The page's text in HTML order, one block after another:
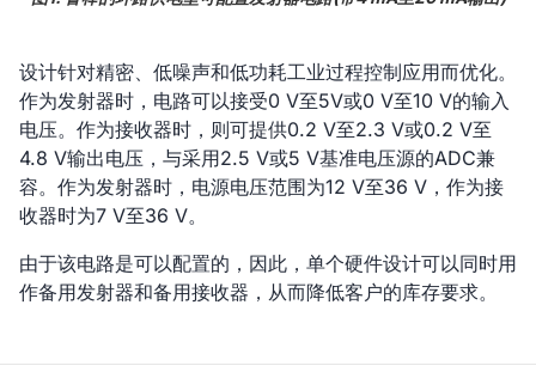
设计针对精密、低噪声和低功耗工业过程控制应用而优化。
作为发射器时，电路可以接受0 V至5V或0 V至10 V的输入
电压。作为接收器时，则可提供0.2 V至2.3 V或0.2 V至
4.8 V输出电压，与采用2.5 V或5 V基准电压源的ADC兼
容。作为发射器时，电源电压范围为12 V至36 V，作为接
收器时为7 V至36 V。
由于该电路是可以配置的，因此，单个硬件设计可以同时用
作备用发射器和备用接收器，从而降低客户的库存要求。